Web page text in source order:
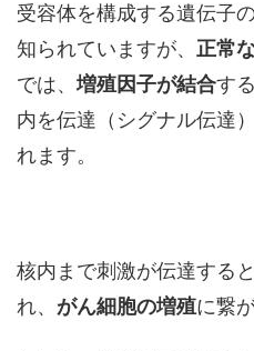
受容体を構成する遺伝子
知られていますが、 正常
では、 増殖因子が結合す
内を伝達（シグナル伝達
れます。
核内まで刺激が伝達する
れ、 がん細胞の増殖に繋